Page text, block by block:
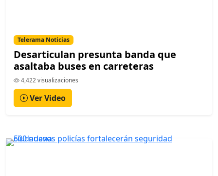
Telerama Noticias
Desarticulan presunta banda que
asaltaba buses en carreteras
4,422 visualizaciones
Ver Video